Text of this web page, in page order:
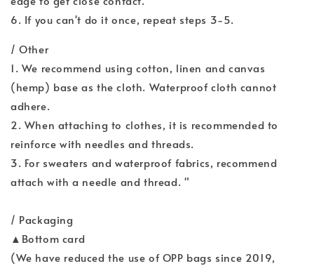
6. If you can't do it once, repeat steps 3-5.
/ Other
1. We recommend using cotton, linen and canvas
(hemp) base as the cloth. Waterproof cloth cannot
adhere.
2. When attaching to clothes, it is recommended to
reinforce with needles and threads.
3. For sweaters and waterproof fabrics, recommend
attach with a needle and thread. "
/ Packaging
▲Bottom card
(We have reduced the use of OPP bags since 2019,